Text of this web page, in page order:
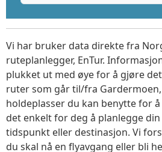
Vi har bruker data direkte fra
ruteplanlegger, EnTur.
plukket ut med øye for å gjøre
ruter som går til/fra
holdeplasser du kan benytte for
det enkelt for deg å planlegge
tidspunkt eller destinasjon. Vi
du skal nå en flyavgang eller bli